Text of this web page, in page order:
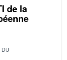
de la